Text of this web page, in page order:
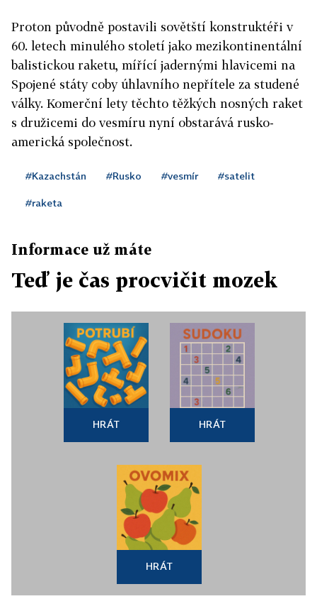
Proton původně postavili sovětští konstruktéři v
60. letech minulého století jako mezikontinentální
balistickou raketu, mířící jadernými hlavicemi na
Spojené státy coby úhlavního nepřítele za studené
války. Komerční lety těchto těžkých nosných raket
s družicemi do vesmíru nyní obstarává rusko-
americká společnost.
#Kazachstán #Rusko #vesmír #satelit
#raketa
Informace už máte
Teď je čas procvičit mozek
HRÁT HRÁT
HRÁT